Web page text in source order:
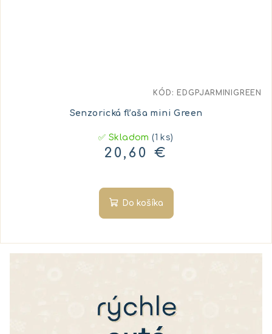
Senzorická fľaša mini Green
✅ Skladom(1 ks)
20,60 €
Do košíka
KÓD: EDGPJARMINIGREEN